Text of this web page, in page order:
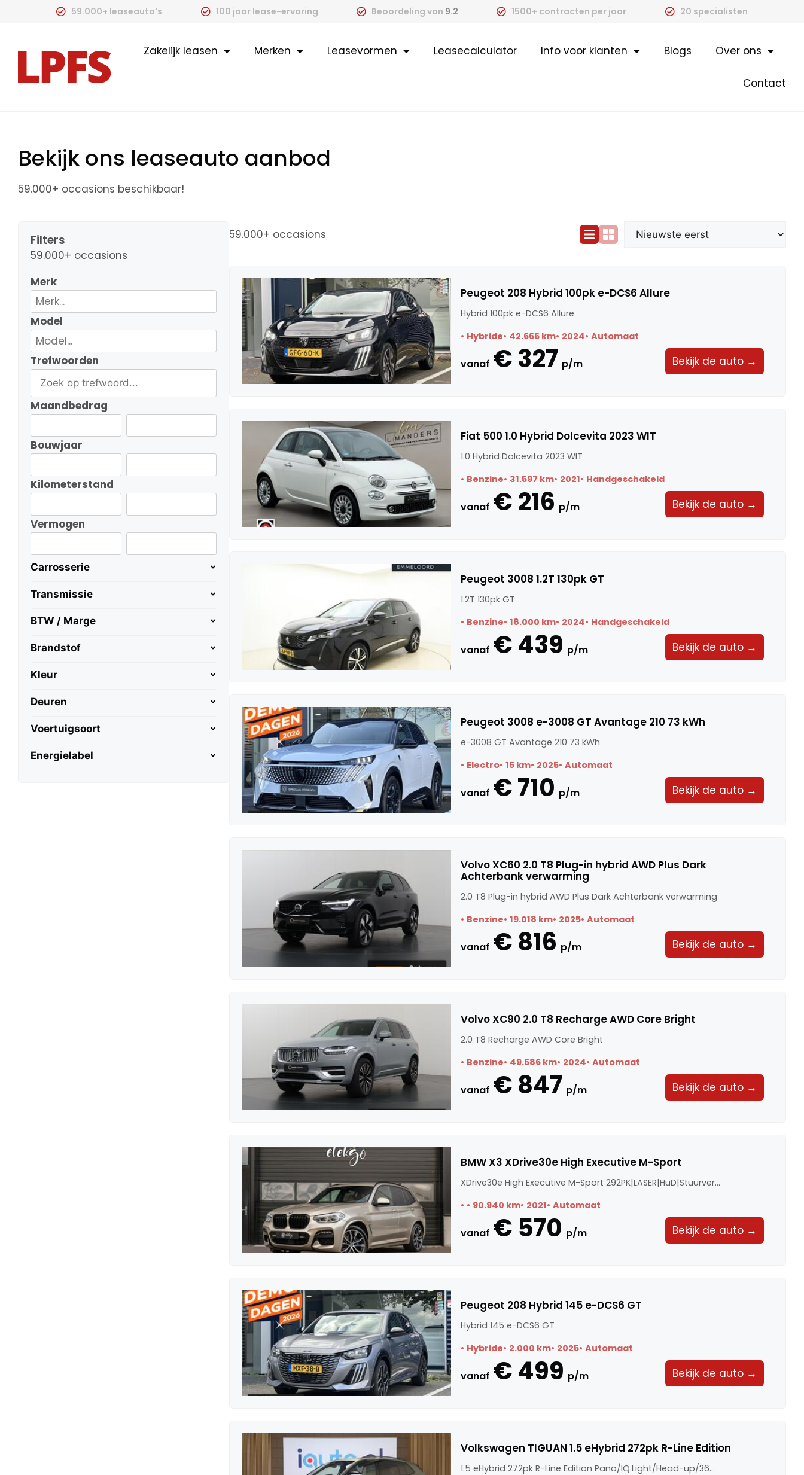
59.000+ leaseauto's 100 jaar lease-ervaring Beoordeling van 9.2 1500+ contracten per jaar 20 specialisten
Zakelijk leasen Merken Leasevormen Leasecalculator Info voor klanten Blogs Over ons
Contact
Bekijk ons leaseauto aanbod
59.000+ occasions beschikbaar!
Filters
59.000+ occasions
Merk
Model
Trefwoorden
Maandbedrag
Bouwjaar
Kilometerstand
Vermogen
Carrosserie
Transmissie
BTW / Marge
Brandstof
Kleur
Deuren
Voertuigsoort
Energielabel
59.000+ occasions
Peugeot 208 Hybrid 100pk e-DCS6 Allure
Hybrid 100pk e-DCS6 Allure
Hybride 42.666 km 2024 Automaat
vanaf € 327 p/m Bekijk de auto →
Fiat 500 1.0 Hybrid Dolcevita 2023 WIT
1.0 Hybrid Dolcevita 2023 WIT
Benzine 31.597 km 2021 Handgeschakeld
vanaf € 216 p/m Bekijk de auto →
Peugeot 3008 1.2T 130pk GT
1.2T 130pk GT
Benzine 18.000 km 2024 Handgeschakeld
vanaf € 439 p/m Bekijk de auto →
Peugeot 3008 e-3008 GT Avantage 210 73 kWh
e-3008 GT Avantage 210 73 kWh
Electro 15 km 2025 Automaat
vanaf € 710 p/m Bekijk de auto →
Volvo XC60 2.0 T8 Plug-in hybrid AWD Plus Dark
Achterbank verwarming
2.0 T8 Plug-in hybrid AWD Plus Dark Achterbank verwarming
Benzine 19.018 km 2025 Automaat
vanaf € 816 p/m Bekijk de auto →
Volvo XC90 2.0 T8 Recharge AWD Core Bright
2.0 T8 Recharge AWD Core Bright
Benzine 49.586 km 2024 Automaat
vanaf € 847 p/m Bekijk de auto →
BMW X3 XDrive30e High Executive M-Sport
XDrive30e High Executive M-Sport 292PK|LASER|HuD|Stuurver...
90.940 km 2021 Automaat
vanaf € 570 p/m Bekijk de auto →
Peugeot 208 Hybrid 145 e-DCS6 GT
Hybrid 145 e-DCS6 GT
Hybride 2.000 km 2025 Automaat
vanaf € 499 p/m Bekijk de auto →
Volkswagen TIGUAN 1.5 eHybrid 272pk R-Line Edition
1.5 eHybrid 272pk R-Line Edition Pano/IQ.Light/Head-up/36...